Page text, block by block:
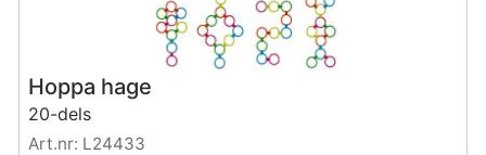
Hoppa hage
20-dels
Art.nr: L24433